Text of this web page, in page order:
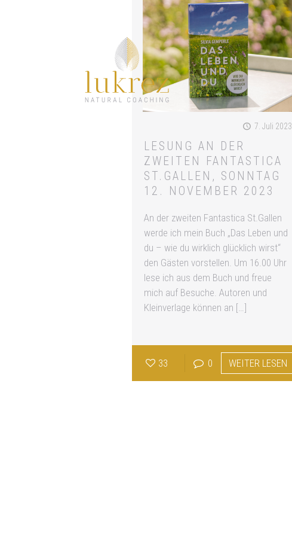
7. Juli 2023
LESUNG AN DER
ZWEITEN FANTASTICA
ST.GALLEN, SONNTAG
12. NOVEMBER 2023
An der zweiten Fantastica St.Gallen
werde ich mein Buch „Das Leben und
du – wie du wirklich glücklich wirst“
den Gästen vorstellen. Um 16.00 Uhr
lese ich aus dem Buch und freue
mich auf Besuche. Autoren und
Kleinverlage können an […]
33 0 WEITER LESEN